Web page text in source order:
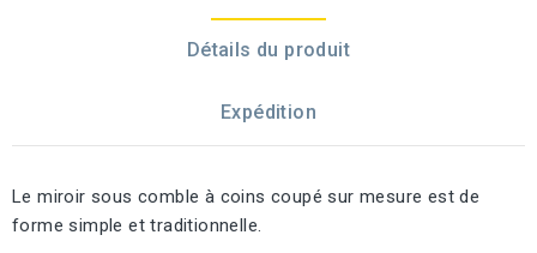
Détails du produit
Expédition
Le miroir sous comble à coins coupé sur mesure est de
forme simple et traditionnelle.